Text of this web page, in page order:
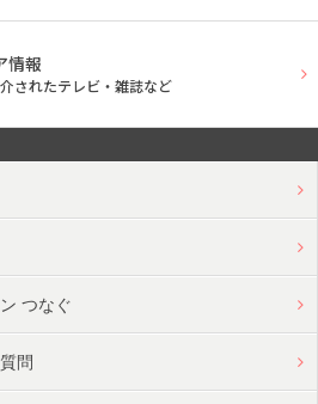
情報
されたテレビ・雑誌など
つなぐ
問